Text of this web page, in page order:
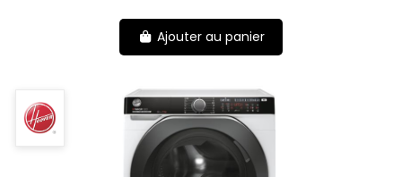
Ajouter au panier